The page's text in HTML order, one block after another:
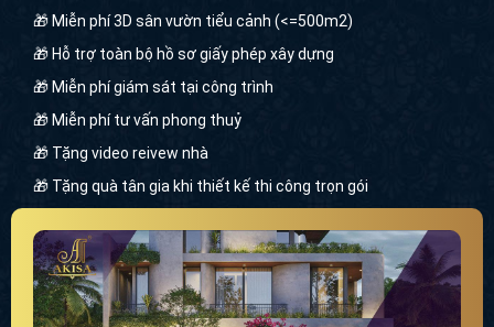
🎁 Miễn phí 3D sân vườn tiểu cảnh (<=500m2)
🎁 Hỗ trợ toàn bộ hồ sơ giấy phép xây dựng
🎁 Miễn phí giám sát tại công trình
🎁 Miễn phí tư vấn phong thuỷ
🎁 Tặng video reivew nhà
🎁 Tặng quà tân gia khi thiết kế thi công trọn gói